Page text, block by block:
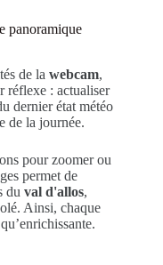
panoramique
de la webcam,
réflexe : actualiser
dernier état météo
de la journée.
pour zoomer ou
permet de
du val d'allos,
Ainsi, chaque